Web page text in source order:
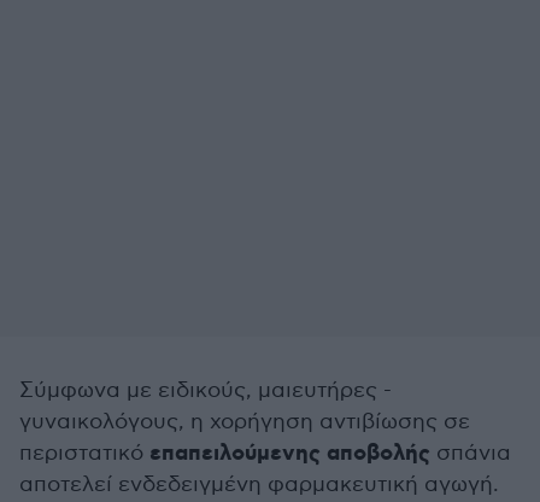
Σύμφωνα με ειδικούς, μαιευτήρες -
γυναικολόγους, η χορήγηση αντιβίωσης σε
περιστατικό επαπειλούμενης αποβολής σπάνια
αποτελεί ενδεδειγμένη φαρμακευτική αγωγή.